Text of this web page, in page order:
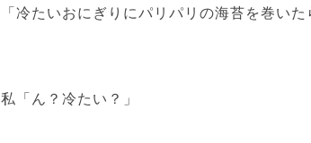
「冷たいおにぎりにパリパリの海苔を巻い
私「ん？冷たい？」